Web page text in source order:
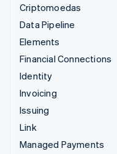
Criptomoedas
Data Pipeline
Elements
Financial Connections
Identity
Invoicing
Issuing
Link
Managed Payments